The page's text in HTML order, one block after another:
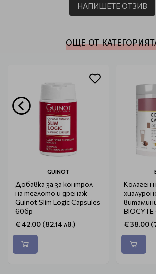
НАПИШЕТЕ ОТЗИВ
ОЩЕ ОТ
GUINOT
Добавка за за контрол
на теглото и дренаж
Guinot Slim Logic Capsules
60бр
€ 42.00 (82.14 лв.)
Колаген
BIOCYTE
Cacao
€ 38.00